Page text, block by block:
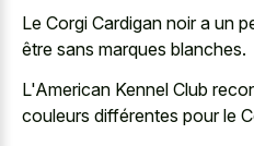
Le Corgi Cardigan noir a un
être sans marques blanches.
L'American Kennel Club
couleurs différentes pour le